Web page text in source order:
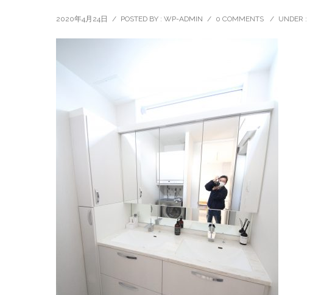
2020年4月24日 / POSTED BY : WP-ADMIN / 0 COMMENTS / UNDER :